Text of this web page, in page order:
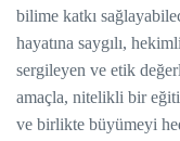
bilime katkı
hayatına saygılı,
sergileyen ve etik
amaçla, nitelikli bir
ve birlikte büyümeyi